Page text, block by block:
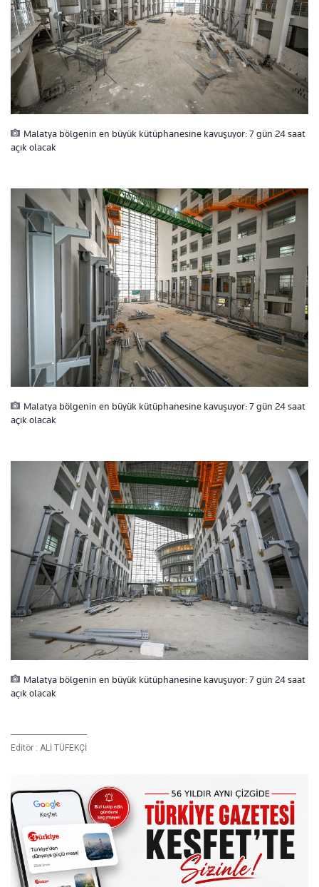
Malatya bölgenin en büyük kütüphanesine kavuşuyor: 7 gün 24 saat
açık olacak
Malatya bölgenin en büyük kütüphanesine kavuşuyor: 7 gün 24 saat
açık olacak
Malatya bölgenin en büyük kütüphanesine kavuşuyor: 7 gün 24 saat
açık olacak
Editör : ALİ TÜFEKÇİ